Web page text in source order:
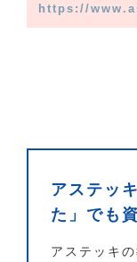
https://
アステッ
た」でも
アステッキ